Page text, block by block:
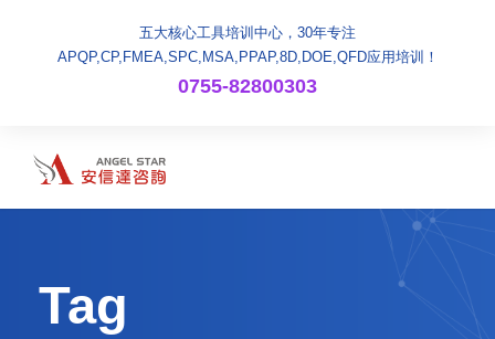
五大核心工具培训中心，30年专注
APQP,CP,FMEA,SPC,MSA,PPAP,8D,DOE,QFD应用培训！
0755-82800303
Tag